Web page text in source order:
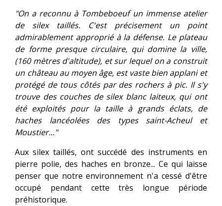
"On a reconnu à Tombeboeuf un immense atelier
de silex taillés. C'est précisement un point
admirablement approprié à la défense. Le plateau
de forme presque circulaire, qui domine la ville,
(160 mètres d'altitude), et sur lequel on a construit
un château au moyen âge, est vaste bien applani et
protégé de tous côtés par des rochers à pic. Il s'y
trouve des couches de silex blanc laiteux, qui ont
été exploités pour la taille à grands éclats, de
haches lancéolées des types saint-Acheul et
Moustier..."
Aux silex taillés, ont succédé des instruments en
pierre polie, des haches en bronze... Ce qui laisse
penser que notre environnement n'a cessé d'être
occupé pendant cette très longue période
préhistorique.